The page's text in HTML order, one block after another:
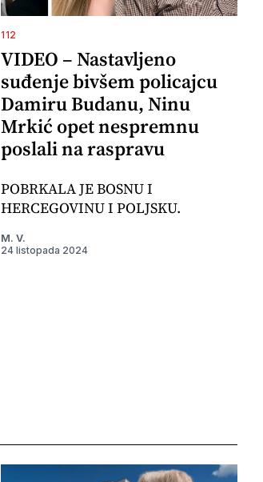
112
VIDEO – Nastavljeno
suđenje bivšem policajcu
Damiru Budanu, Ninu
Mrkić opet nespremnu
poslali na raspravu
POBRKALA JE BOSNU I
HERCEGOVINU I POLJSKU.
M. V.
24 listopada 2024